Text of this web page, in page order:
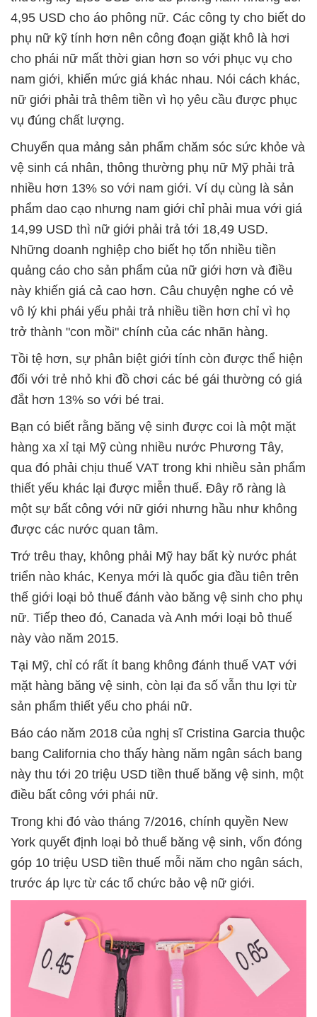
4,95 USD cho áo phông nữ. Các công ty cho biết do
phụ nữ kỹ tính hơn nên công đoạn giặt khô là hơi
cho phái nữ mất thời gian hơn so với phục vụ cho
nam giới, khiến mức giá khác nhau. Nói cách khác,
nữ giới phải trả thêm tiền vì họ yêu cầu được phục
vụ đúng chất lượng.
Chuyển qua mảng sản phẩm chăm sóc sức khỏe và
vệ sinh cá nhân, thông thường phụ nữ Mỹ phải trả
nhiều hơn 13% so với nam giới. Ví dụ cùng là sản
phẩm dao cạo nhưng nam giới chỉ phải mua với giá
14,99 USD thì nữ giới phải trả tới 18,49 USD.
Những doanh nghiệp cho biết họ tốn nhiều tiền
quảng cáo cho sản phẩm của nữ giới hơn và điều
này khiến giá cả cao hơn. Câu chuyện nghe có vẻ
vô lý khi phái yếu phải trả nhiều tiền hơn chỉ vì họ
trở thành "con mồi" chính của các nhãn hàng.
Tồi tệ hơn, sự phân biệt giới tính còn được thể hiện
đối với trẻ nhỏ khi đồ chơi các bé gái thường có giá
đắt hơn 13% so với bé trai.
Bạn có biết rằng băng vệ sinh được coi là một mặt
hàng xa xỉ tại Mỹ cùng nhiều nước Phương Tây,
qua đó phải chịu thuế VAT trong khi nhiều sản phẩm
thiết yếu khác lại được miễn thuế. Đây rõ ràng là
một sự bất công với nữ giới nhưng hầu như không
được các nước quan tâm.
Trớ trêu thay, không phải Mỹ hay bất kỳ nước phát
triển nào khác, Kenya mới là quốc gia đầu tiên trên
thế giới loại bỏ thuế đánh vào băng vệ sinh cho phụ
nữ. Tiếp theo đó, Canada và Anh mới loại bỏ thuế
này vào năm 2015.
Tại Mỹ, chỉ có rất ít bang không đánh thuế VAT với
mặt hàng băng vệ sinh, còn lại đa số vẫn thu lợi từ
sản phẩm thiết yếu cho phái nữ.
Báo cáo năm 2018 của nghị sĩ Cristina Garcia thuộc
bang California cho thấy hàng năm ngân sách bang
này thu tới 20 triệu USD tiền thuế băng vệ sinh, một
điều bất công với phái nữ.
Trong khi đó vào tháng 7/2016, chính quyền New
York quyết định loại bỏ thuế băng vệ sinh, vốn đóng
góp 10 triệu USD tiền thuế mỗi năm cho ngân sách,
trước áp lực từ các tổ chức bảo vệ nữ giới.